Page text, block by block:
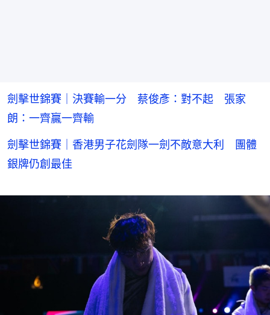
劍擊世錦賽｜決賽輸一分 蔡俊彥：對不起 張家
朗：一齊贏一齊輸
劍擊世錦賽｜香港男子花劍隊一劍不敵意大利 團體
銀牌仍創最佳